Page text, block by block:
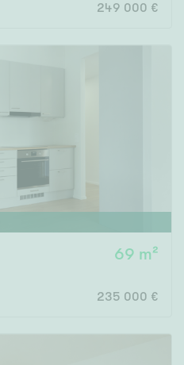
249 000 €
69 m²
235 000 €